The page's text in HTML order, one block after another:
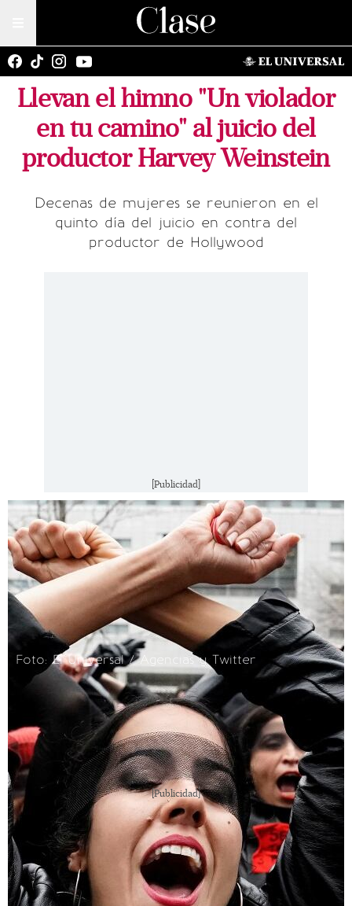
Llevan el himno "Un violador
en tu camino" al juicio del
productor Harvey Weinstein
Decenas de mujeres se reunieron en el
quinto día del juicio en contra del
productor de Hollywood
[Publicidad]
Foto: El Universal / Agencias y Twitter
[Publicidad]